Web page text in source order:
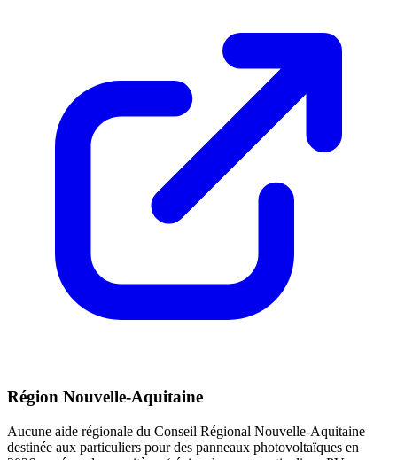
Région Nouvelle-Aquitaine
Aucune aide régionale du Conseil Régional Nouvelle-Aquitaine
destinée aux particuliers pour des panneaux photovoltaïques en